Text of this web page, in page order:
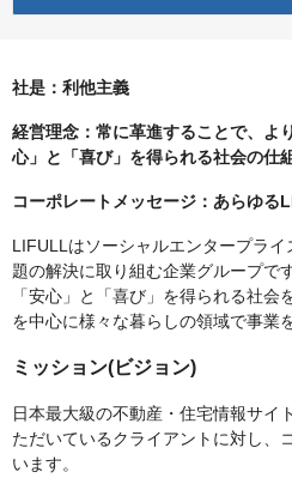
社是：利他主義
経営理念：常に革進することで、よ
心」と「喜び」を得られる社会の仕
コーポレートメッセージ：あらゆる
LIFULLはソーシャルエンタープラ
題の解決に取り組む企業グループで
「安心」と「喜び」を得られる社会
を中心に様々な暮らしの領域で事業
ミッション(ビジョン)
日本最大級の不動産・住宅情報サイ
ただいているクライアントに対し、
います。